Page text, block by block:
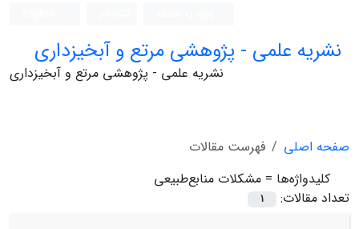
نشریه علمی - پژوهشی مرتع و آبخیزداری
نشریه علمی - پژوهشی مرتع و آبخیزداری
صفحه اصلی
فهرست مقالات
کلیدواژه‌ها = مشکلات منابع‌طبیعی
تعداد مقالات:
1